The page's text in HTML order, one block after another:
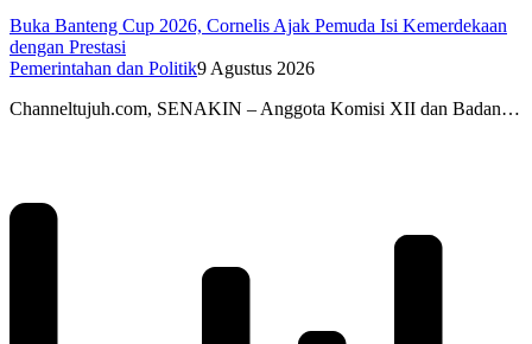
Buka Banteng Cup 2026, Cornelis Ajak Pemuda Isi Kemerdekaan
dengan Prestasi
Pemerintahan dan Politik9 Agustus 2026
Channeltujuh.com, SENAKIN – Anggota Komisi XII dan Badan…